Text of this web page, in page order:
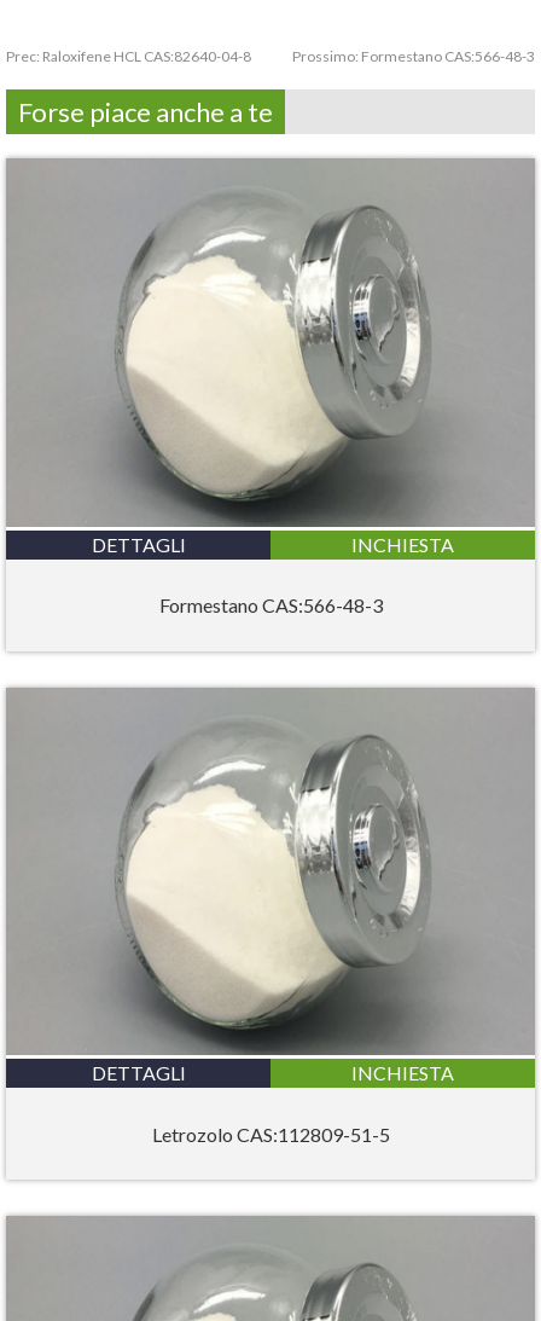
Prec: Raloxifene HCL CAS:82640-04-8 Prossimo: Formestano CAS:566-48-3
Forse piace anche a te
DETTAGLI INCHIESTA
Formestano CAS:566-48-3
DETTAGLI INCHIESTA
Letrozolo CAS:112809-51-5